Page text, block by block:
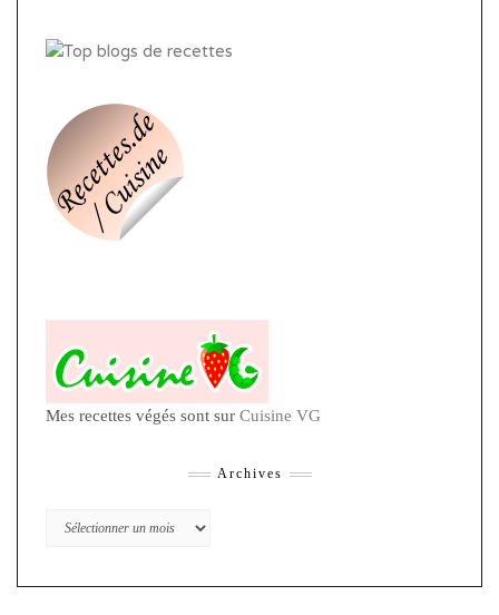
Mes recettes végés sont sur Cuisine VG
Archives
Archives